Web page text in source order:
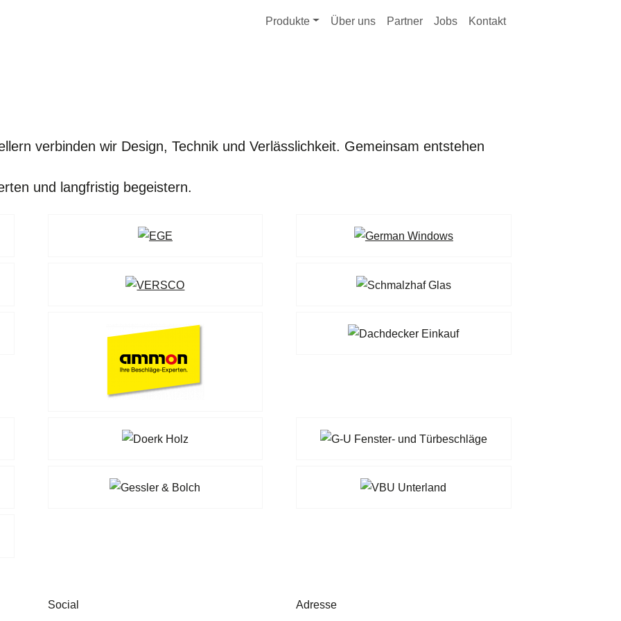
Produkte Über uns Partner Jobs Kontakt
verbinden wir Design, Technik und Verlässlichkeit. Gemeinsam entstehen
und langfristig begeistern.
Social Adresse